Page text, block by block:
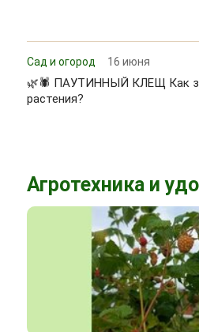
Сад и огород 16 июня
🌿🕷 ПАУТИННЫЙ КЛЕЩ Как
растения?
Агротехника и